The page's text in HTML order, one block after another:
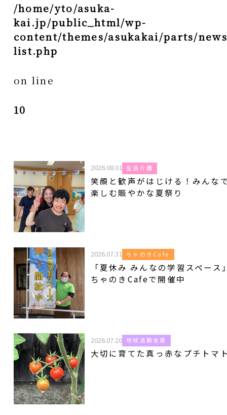
/home/yto/asuka-
kai.jp/public_html/wp-
content/themes/asukakai/parts/
list.php
on line
10
2026.08.01 生活介護
笑顔と歓声がはじける！みんな
楽しむ賑やかな夏祭り
2026.07.31 ちゃのきCafe
「夏休み みんなの学習スペース
ちゃのきCafeで開催中
2026.07.20 地域活動支援
大切に育てた真っ赤なプチトマ